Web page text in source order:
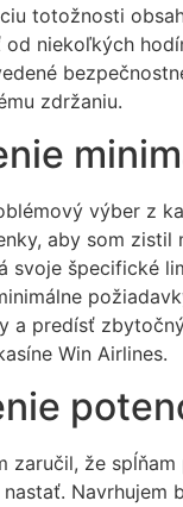
totožnosti
niekoľkých
zdržaniu.
výber z
aby som
svoje špecifické
a predísť
Win Airlines.
zaručil, že